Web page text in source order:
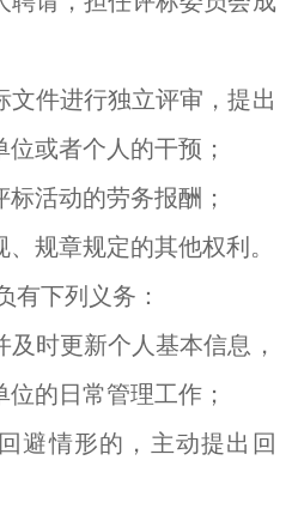
文件进行独立评审，提出
或者个人的干预；
标活动的劳务报酬；
、规章规定的其他权利。
有下列义务：
及时更新个人基本信息，
位的 日常管理工作 ；
回避情形的，主动提出回